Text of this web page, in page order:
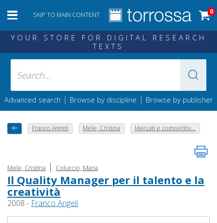
SKIP TO MAIN CONTENT 0
YOUR STORE FOR DIGITAL RESEARCH
TEXTS
Advanced search | Browse by discipline | Browse by publisher
Franco Angeli Mele, Cristina Mercati e competitiv...
Mele, Cristina | Colurcio, Maria
Il Quality Manager per il talento e la
creatività
2008 - Franco Angeli